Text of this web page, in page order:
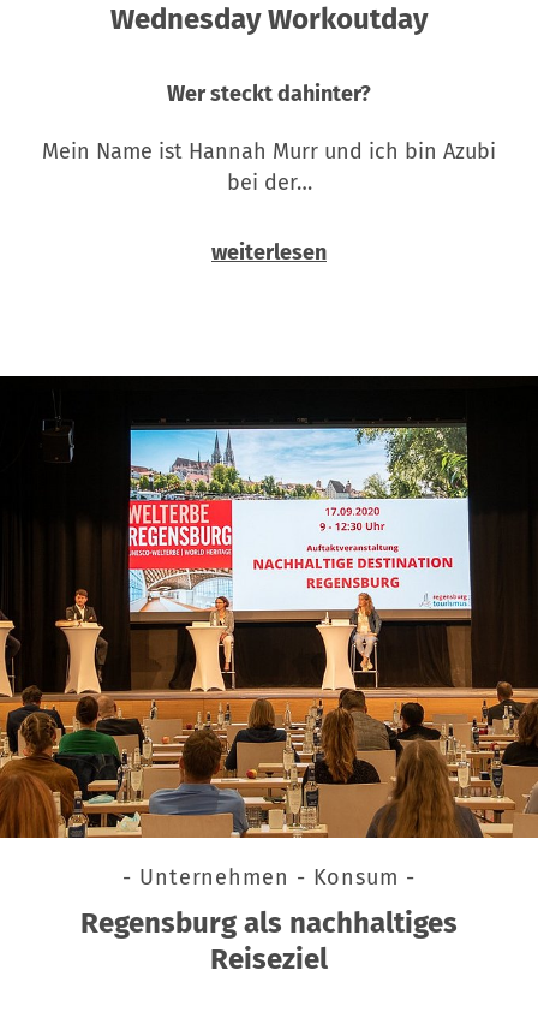
Wednesday Workoutday
Wer steckt dahinter?
Mein Name ist Hannah Murr und ich bin Azubi
bei der…
weiterlesen
- Unternehmen - Konsum -
Regensburg als nachhaltiges
Reiseziel